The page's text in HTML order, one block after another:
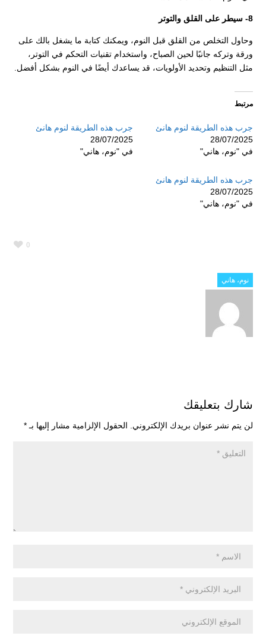
8- سيطر على القلق والتوتر
وحاول التخلص من القلق قبل النوم، ويمكنك كتابة ما يشغل بالك على
ورقة وتركه جانبًا لحين الصباح، واستخدام تقنيات التحكم في التوتر،
مثل التنظيم وتحديد الأولويات، قد يساعدك أيضًا في النوم بشكل أفضل.
مرتبط
جرب هذه الطريقة لنوم هانئ
28/07/2025
في "نوم، هاني"
جرب هذه الطريقة لنوم هانئ
28/07/2025
في "نوم، هاني"
جرب هذه الطريقة لنوم هانئ
28/07/2025
في "نوم، هاني"
0
نوم، هاني
شارك بتعليقك
لن يتم نشر عنوان بريدك الإلكتروني. الحقول الإلزامية مشار إليها بـ *